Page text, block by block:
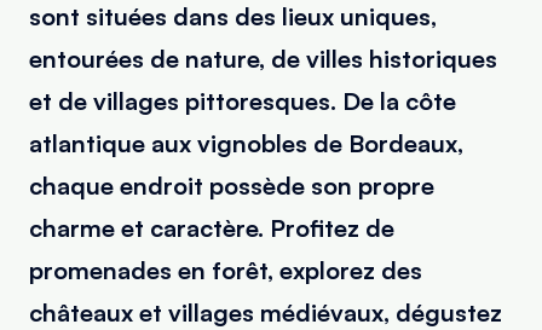
sont situées dans des lieux uniques,
entourées de nature, de villes historiques
et de villages pittoresques. De la côte
atlantique aux vignobles de Bordeaux,
chaque endroit possède son propre
charme et caractère. Profitez de
promenades en forêt, explorez des
châteaux et villages médiévaux, dégustez